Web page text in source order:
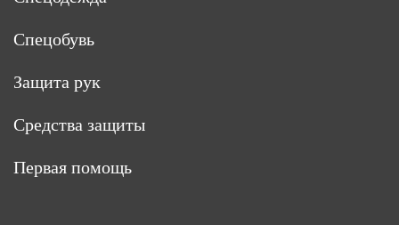
Спецобувь
Защита рук
Средства защиты
Первая помощь